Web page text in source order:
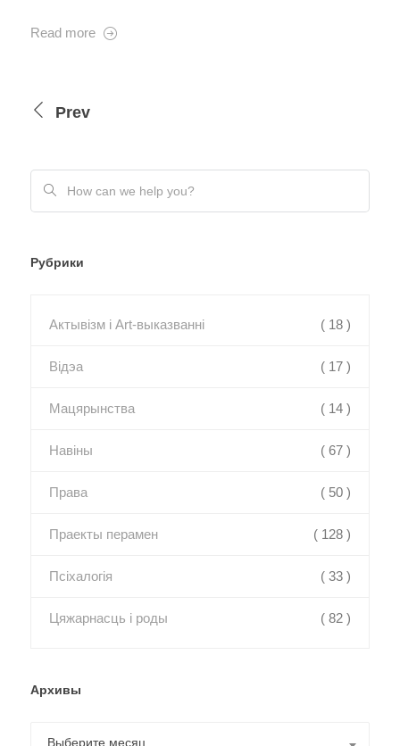
Read more
Prev
Рубрики
Актывізм і Art-выказванні ( 18 )
Відэа ( 17 )
Мацярынства ( 14 )
Навіны ( 67 )
Права ( 50 )
Праекты перамен ( 128 )
Псіхалогія ( 33 )
Цяжарнасць і роды ( 82 )
Архивы
Выберите месяц